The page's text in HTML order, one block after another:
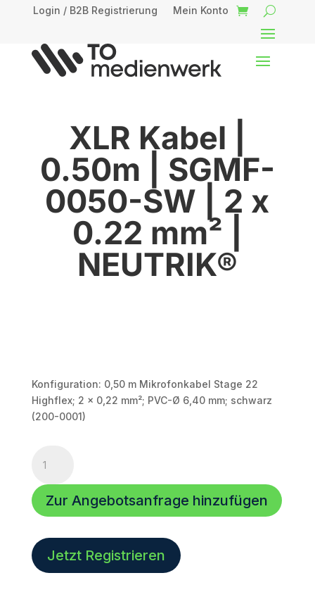
Login / B2B Registrierung Mein Konto
XLR Kabel |
0.50m | SGMF-
0050-SW | 2 x
0.22 mm² |
NEUTRIK®
Konfiguration: 0,50 m Mikrofonkabel Stage 22
Highflex; 2 x 0,22 mm²; PVC-Ø 6,40 mm; schwarz
(200-0001)
Kabel
0.50m
0050-
SW
Zur Angebotsanfrage hinzufügen
Jetzt Registrieren